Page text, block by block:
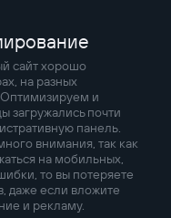
сайт хорошо
на разных
Оптимизируем и
загружались почти
панель.
внимания, так как
на мобильных,
то вы потеряете
даже если вложите
и рекламу.